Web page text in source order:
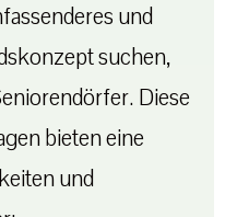
und
suchen,
Diese
bieten eine
und